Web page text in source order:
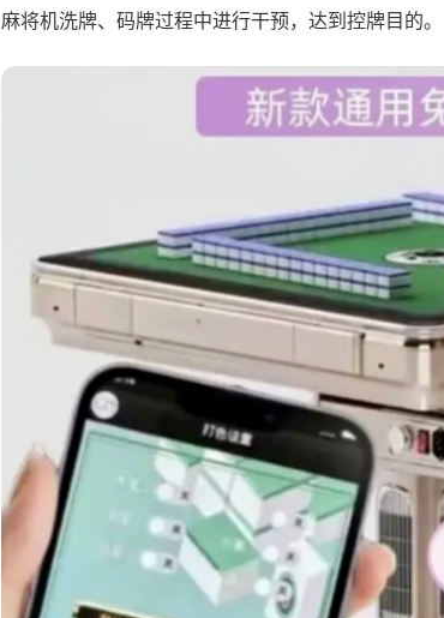
麻将机洗牌、码牌过程中进行干预，达到控牌目的。